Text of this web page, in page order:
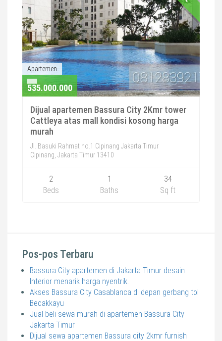
Apartemen
535.000.000
Dijual apartemen Bassura City 2Kmr tower
Cattleya atas mall kondisi kosong harga
murah
Jl. Basuki Rahmat no.1 Cipinang Jakarta Timur
Cipinang, Jakarta Timur 13410
2
Beds
1
Baths
34
Sq ft
Pos-pos Terbaru
Bassura City apartemen di Jakarta Timur desain
Interior menarik harga nyentrik.
Akses Bassura City Casablanca di depan gerbang tol
Becakkayu
Jual beli sewa murah di apartemen Bassura City
Jakarta Timur
Dijual sewa apartemen Bassura city 2kmr furnish